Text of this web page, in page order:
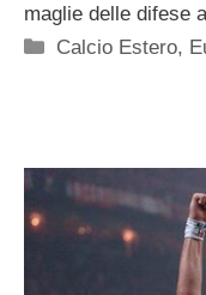
maglie delle difese
Categorie
Calcio Estero,